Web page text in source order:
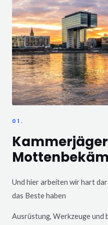
01.
Und hier arbeiten wir hart
das Beste haben
Ausrüstung, Werkzeuge und